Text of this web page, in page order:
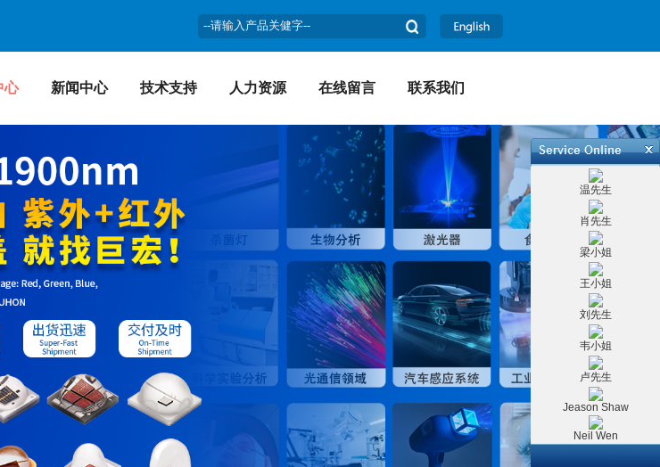
心 新闻中心 技术支持 人力资源 在线留言 联系我们
温先生
肖先生
梁小姐
王小姐
刘先生
韦小姐
卢先生
Jeason Shaw
Neil Wen